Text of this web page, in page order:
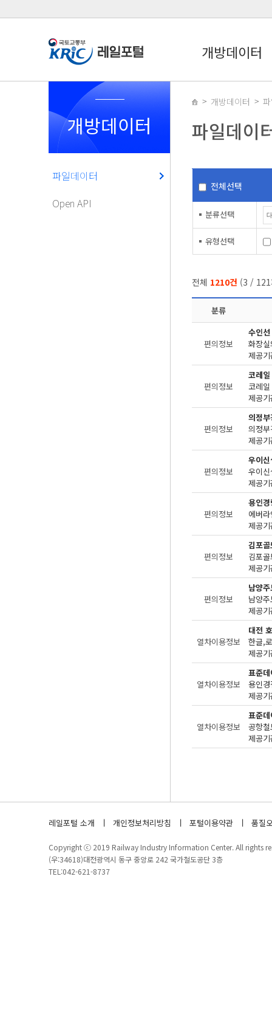
개방데이터
개방데이터
파일데이터
Open API
개방데이터
파일데이
전체선택
분류선택
유형선택
전체 1210건 (3 / 121
분류
편의정보
수인
화장
제공
편의정보
코레
제공
편의정보
의정
제공
편의정보
우이
제공
편의정보
용인
제공
편의정보
김포
제공
편의정보
남양
제공
열차이용정보
대전
한글,
제공
열차이용정보
표준
용인
제공
열차이용정보
표준
공항
제공
레일포털 소개 개인정보처리방침 포털이용약관 품질
Copyright ⓒ 2019 Railway Industry Information Center. All rights
(우:34618)대전광역시 동구 중앙로 242 국가철도공단 3층
TEL:042-621-8737